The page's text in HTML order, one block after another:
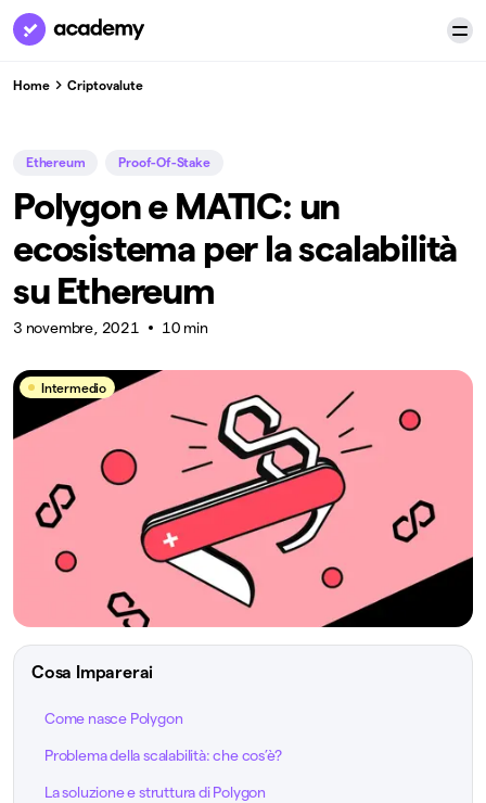
Home Criptovalute
Ethereum Proof-Of-Stake
Polygon e MATIC: un
ecosistema per la scalabilità
su Ethereum
3 novembre, 2021 10 min
Intermedio
Cosa Imparerai
Come nasce Polygon
Problema della scalabilità: che cos’è?
La soluzione e struttura di Polygon